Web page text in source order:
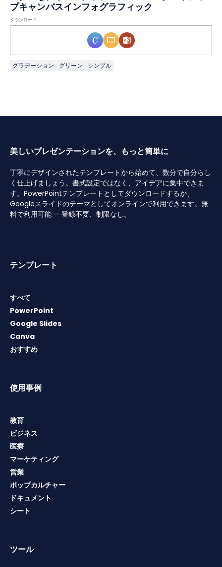
プキャンバスインフォグラフィック
ダウンロード
グラデーション グリーン シンプル
美しいプレゼンテーションを、もっと簡単に
丁寧にデザインされたテンプレートから始めて、数分で自分らし
く仕上げましょう。書式設定ではなく、アイデアに集中できま
す。PowerPointテンプレートとしてダウンロードするか、
Googleスライドのテーマとしてオンラインで利用できます。無
料で利用可能 — 登録不要、制限なし。
テンプレート
すべて
PowerPoint
Google Slides
Canva
おすすめ
使用事例
教育
ビジネス
医療
マーケティング
営業
ポップカルチャー
ドキュメント
シート
ツール